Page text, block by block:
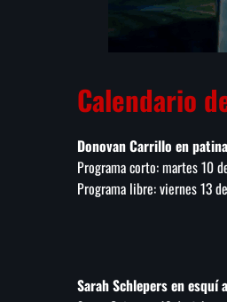
Calendario
Donovan Carrillo en
Programa corto: martes 10
Programa libre: viernes 13
Sarah Schlepers en esquí